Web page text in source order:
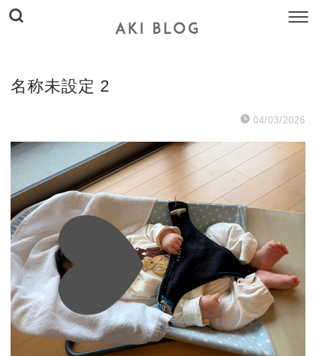
名称​未​設定 2
04/03/2026